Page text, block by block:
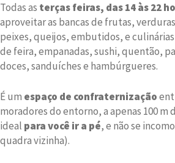
Todas as terças feiras, das 14 às 22
aproveitar as bancas de frutas,
peixes, queijos, embutidos, e
de feira, empanadas, sushi, quentão,
doces, sanduíches e hambúrgueres.
É um espaço de confraternização
moradores do entorno, a apenas 100 m
ideal para você ir a pé, e não se
quadra vizinha).